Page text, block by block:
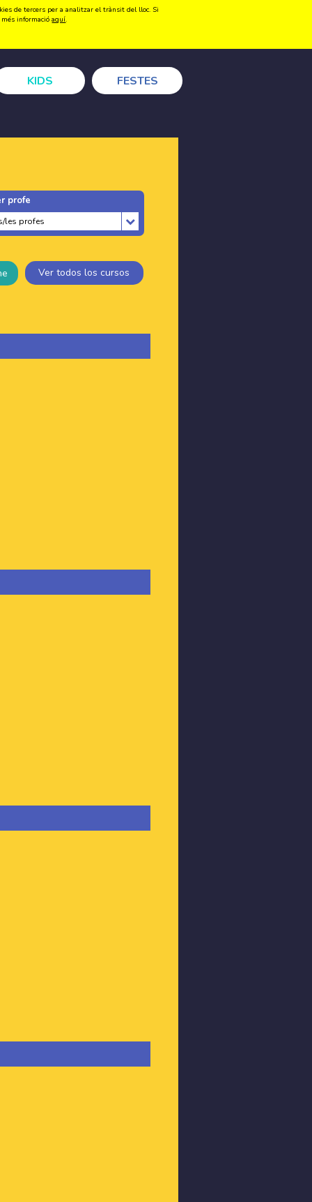
Registrar-se Accedir
KIDS FESTES
profe
Ver todos los cursos
de tercers per a analitzar el trànsit del lloc. Si
més informacióaquí.